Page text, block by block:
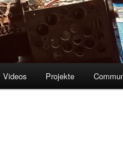
Videos Projekte